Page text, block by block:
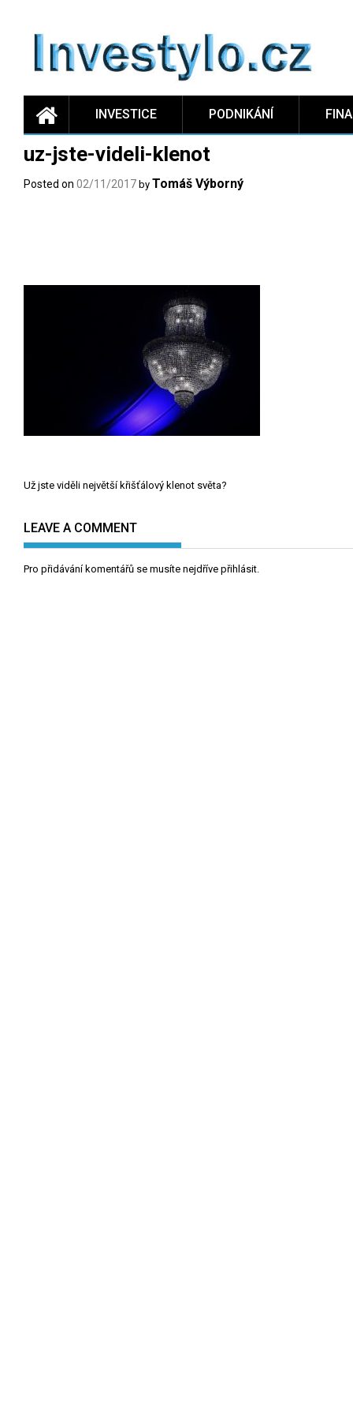
INVESTICE PODNIKÁNÍ
uz-jste-videli-klenot
Posted on 02/11/2017 by Tomáš Výborný
Navigace
příspěvek
Už jste viděli největší křišťálový klenot světa?
LEAVE A COMMENT
Pro přidávání komentářů se musíte nejdříve přihlásit.